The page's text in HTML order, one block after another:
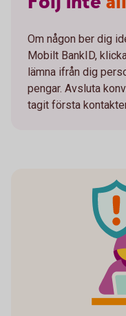
Om någon ber dig
Mobilt BankID,
lämna ifrån dig
pengar. Avsluta
tagit första